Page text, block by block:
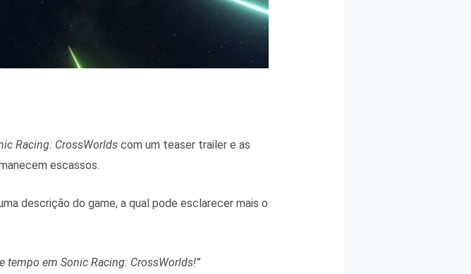
Racing: CrossWorldscom um teaser trailer e as
escassos.
descrição do game, a qual pode esclarecer mais o
tempo em Sonic Racing: CrossWorlds!”